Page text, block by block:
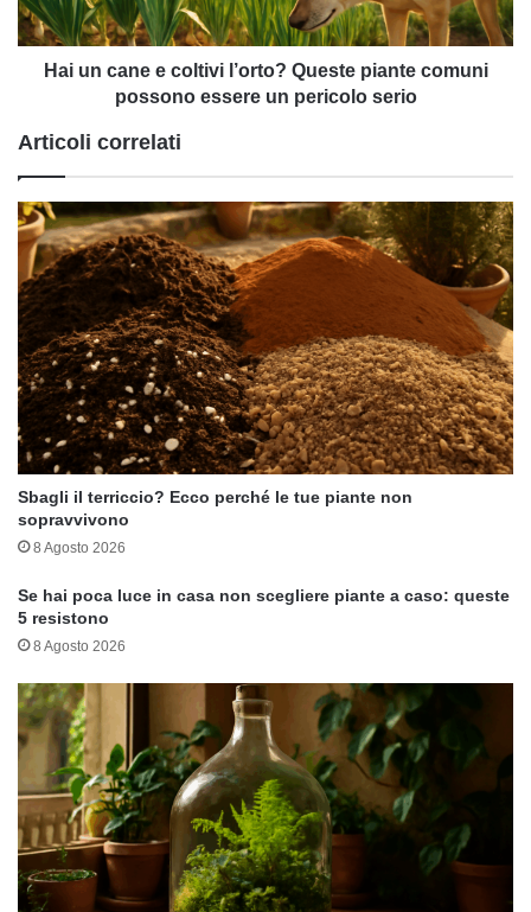
piante
comuni
possono
pericolo
Hai un cane e coltivi l’orto? Queste piante comuni
possono essere un pericolo serio
Articoli correlati
Sbagli il terriccio? Ecco perché le tue piante non
sopravvivono
8 Agosto 2026
Se hai poca luce in casa non scegliere piante a caso: queste
5 resistono
8 Agosto 2026